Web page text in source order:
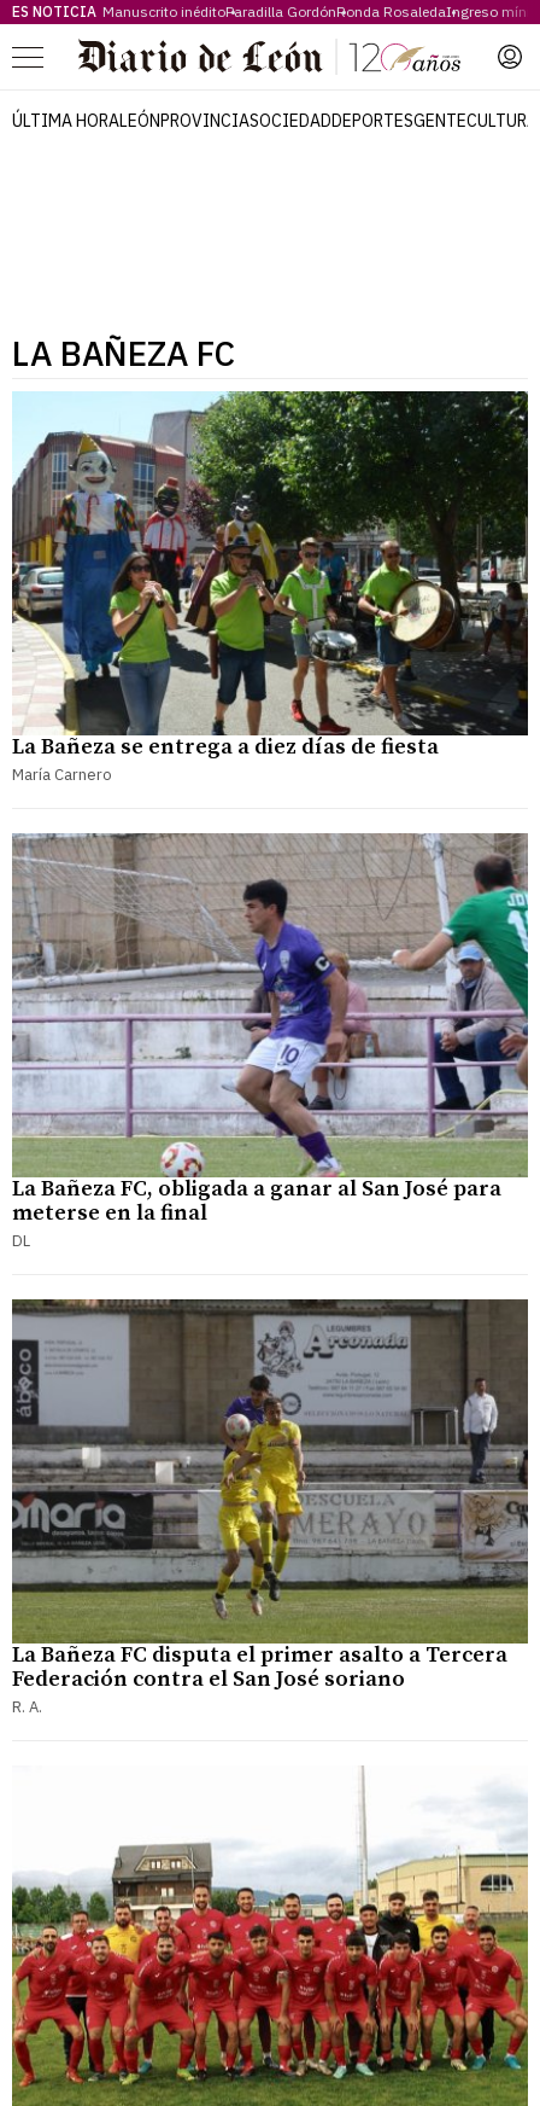
ES NOTICIA Manuscrito inéditoParadilla GordónRonda RosaledaIngreso
Menú
ÚLTIMA HORALEÓNPROVINCIASOCIEDADDEPORTESGENTECULTURA
LA BAÑEZA FC
La Bañeza se entrega a diez días de fiesta
María Carnero
La Bañeza FC, obligada a ganar al San José para
meterse en la final
DL
La Bañeza FC disputa el primer asalto a Tercera
Federación contra el San José soriano
R. A.